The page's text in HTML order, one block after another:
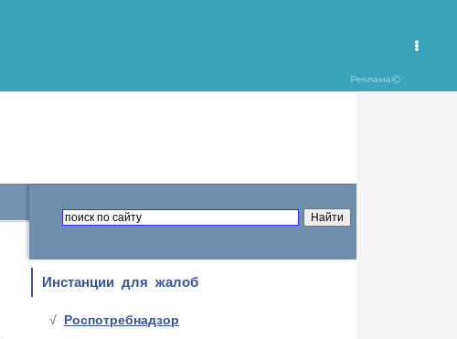
Инстанции для жалоб
Роспотребнадзор